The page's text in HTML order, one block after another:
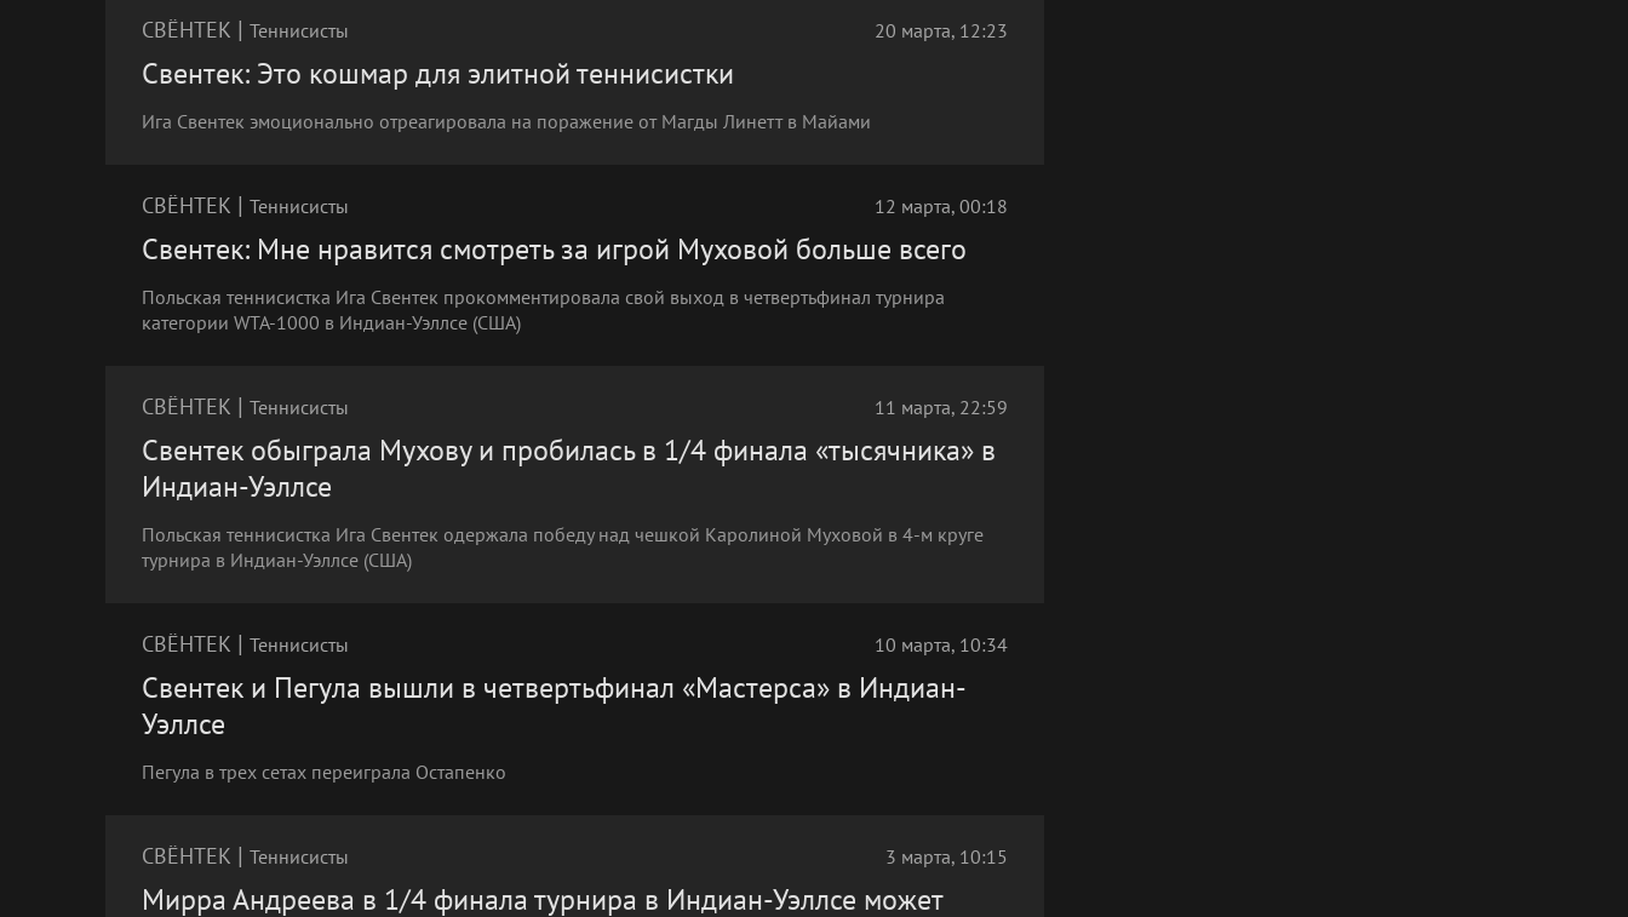
СВЁНТЕК | Теннисисты 20 марта, 12:23
Свентек: Это кошмар для элитной теннисистки
Ига Свентек эмоционально отреагировала на поражение от Магды Линетт в Майами
СВЁНТЕК | Теннисисты 12 марта, 00:18
Свентек: Мне нравится смотреть за игрой Муховой больше всего
Польская теннисистка Ига Свентек прокомментировала свой выход в четвертьфинал турнира
категории WTA-1000 в Индиан-Уэллсе (США)
СВЁНТЕК | Теннисисты 11 марта, 22:59
Свентек обыграла Мухову и пробилась в 1/4 финала «тысячника» в
Индиан-Уэллсе
Польская теннисистка Ига Свентек одержала победу над чешкой Каролиной Муховой в 4-м круге
турнира в Индиан-Уэллсе (США)
СВЁНТЕК | Теннисисты 10 марта, 10:34
Свентек и Пегула вышли в четвертьфинал «Мастерса» в Индиан-
Уэллсе
Пегула в трех сетах переиграла Остапенко
СВЁНТЕК | Теннисисты 3 марта, 10:15
Мирра Андреева в 1/4 финала турнира в Индиан-Уэллсе может